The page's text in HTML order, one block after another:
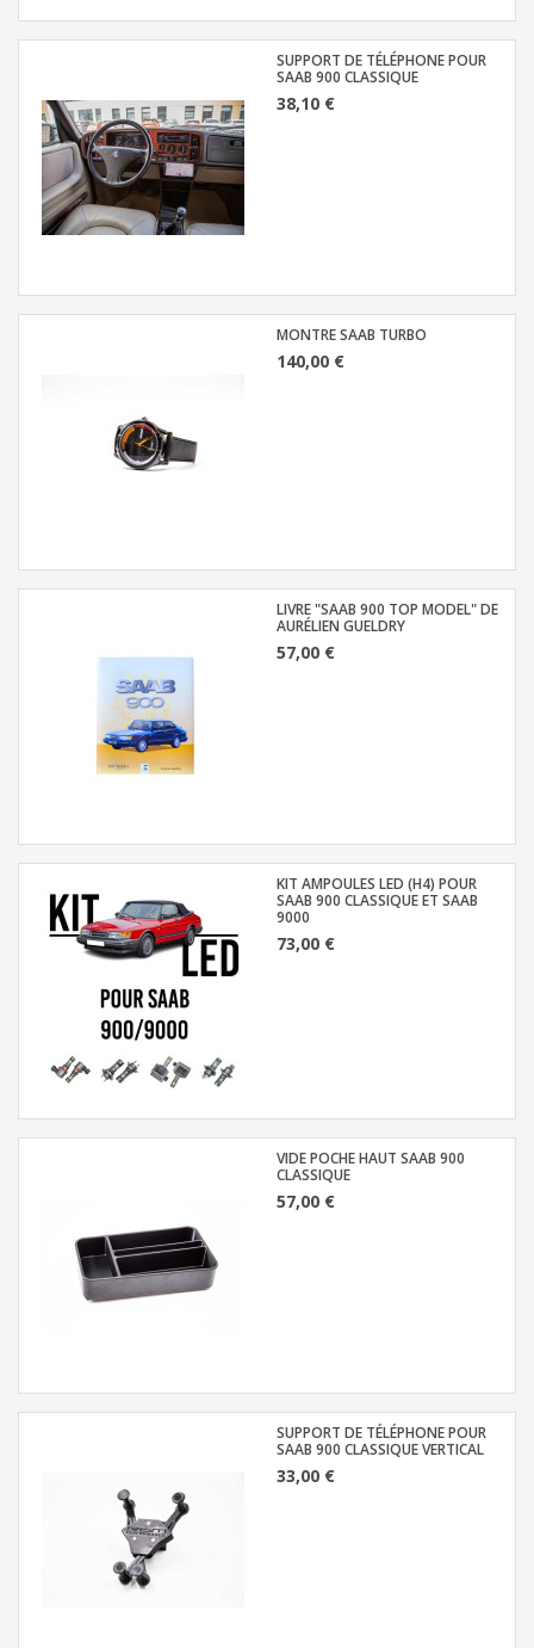
SUPPORT DE TÉLÉPHONE POUR
SAAB 900 CLASSIQUE
38,10 €
MONTRE SAAB TURBO
140,00 €
LIVRE "SAAB 900 TOP MODEL" DE
AURÉLIEN GUELDRY
57,00 €
KIT AMPOULES LED (H4) POUR
SAAB 900 CLASSIQUE ET SAAB
9000
73,00 €
VIDE POCHE HAUT SAAB 900
CLASSIQUE
57,00 €
SUPPORT DE TÉLÉPHONE POUR
SAAB 900 CLASSIQUE VERTICAL
33,00 €